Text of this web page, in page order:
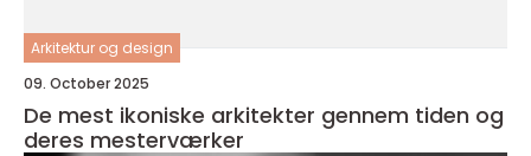
Arkitektur og design
09. October 2025
De mest ikoniske arkitekter gennem tiden og
deres mesterværker